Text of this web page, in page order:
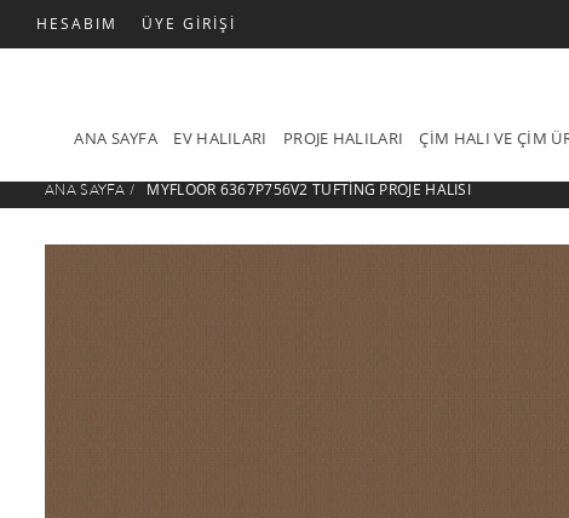
HESABIM ÜYE GIRIŞI
ANA SAYFA EV HALILARI PROJE HALILARI ÇIM HALI VE ÇIM
ANA SAYFA / MYFLOOR 6367P756V2 TUFTING PROJE HALISI